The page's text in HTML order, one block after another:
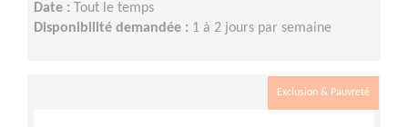
Date : Tout le temps
Disponibilité demandée : 1 à 2 jours par semaine
Exclusion & Pauvreté